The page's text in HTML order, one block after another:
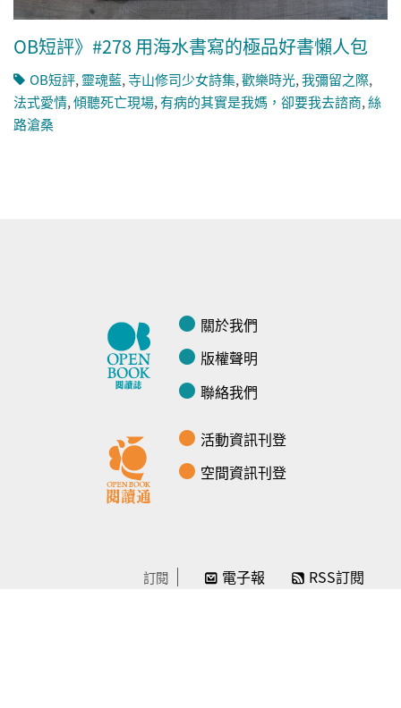
OB短評》#278 用海水書寫的極品好書懶人包
OB短評,靈魂藍,寺山修司少女詩集,歡樂時光,我彌留之際,
法式愛情,傾聽死亡現場,有病的其實是我媽，卻要我去諮商,絲
路滄桑
關於我們
版權聲明
聯絡我們
活動資訊刊登
空間資訊刊登
訂閱 電子報 RSS訂閱